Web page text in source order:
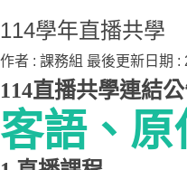
114學年直播共學
作者 : 課務組 最後更新日期 :
114直播共學連結
客語、原